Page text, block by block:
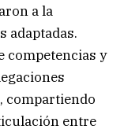
a la
adaptadas.
competencias y
compartiendo
entre